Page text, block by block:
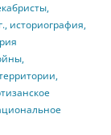
,
, историография,
,
,